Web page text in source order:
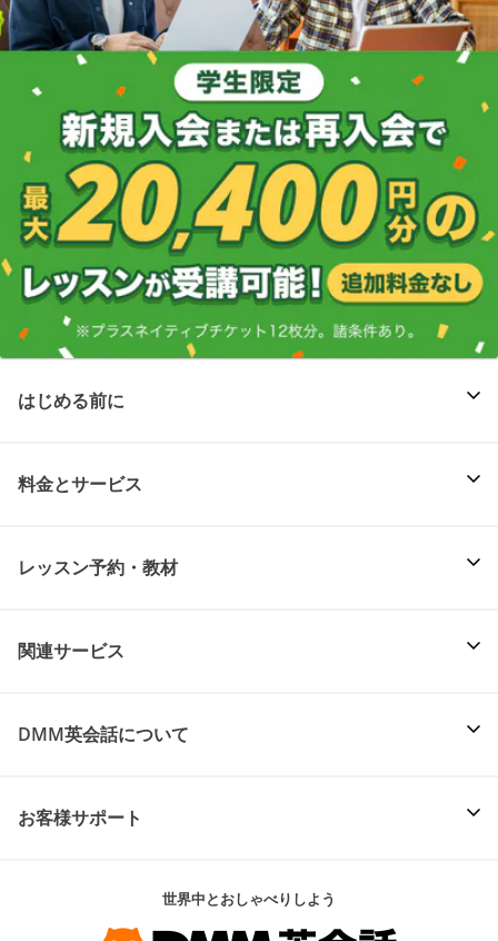
はじめる前に
料金とサービス
レッスン予約・教材
関連サービス
DMM英会話について
お客様サポート
世界中とおしゃべりしよう